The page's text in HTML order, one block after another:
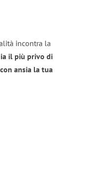
incontra la
il più privo di
ansia la tua